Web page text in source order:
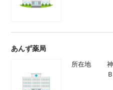
あんず薬局
所在地